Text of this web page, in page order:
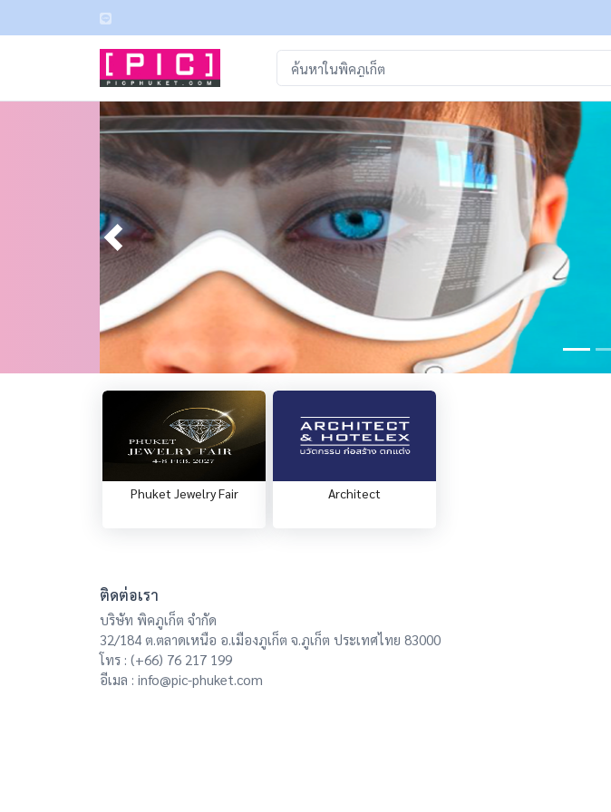
Phuket Jewelry Fair Architect
ติดต่อเรา
บริษัท พิคภูเก็ต จำกัด
32/184 ต.ตลาดเหนือ อ.เมืองภูเก็ต จ.ภูเก็ต ประเทศไทย 83000
โทร : (+66) 76 217 199
อีเมล : info@pic-phuket.com